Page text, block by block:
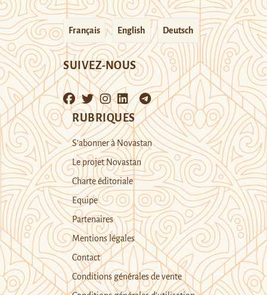
Français English Deutsch
SUIVEZ-NOUS
RUBRIQUES
S’abonner à Novastan
Le projet Novastan
Charte éditoriale
Equipe
Partenaires
Mentions légales
Contact
Conditions générales de vente